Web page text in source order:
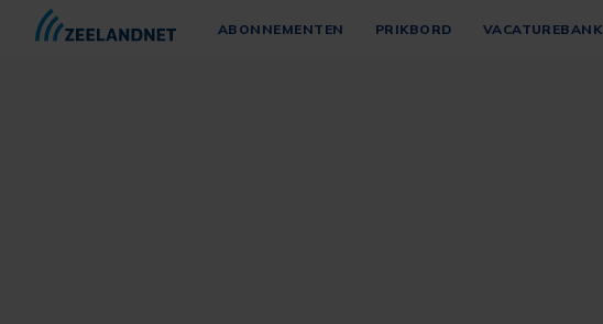
ABONNEMENTEN PRIKBORD VACATUREBANK